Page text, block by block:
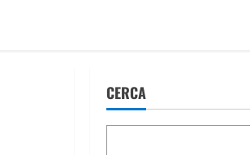
CERCA